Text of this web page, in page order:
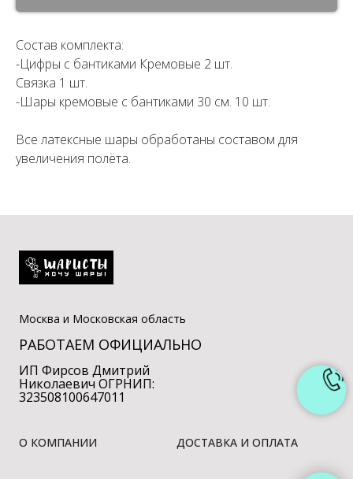
Состав комплекта:
-Цифры с бантиками Кремовые 2 шт.
Связка 1 шт.
-Шары кремовые с бантиками 30 см. 10 шт.
Все латексные шары обработаны составом для
увеличения полёта.
Москва и Московская область
РАБОТАЕМ ОФИЦИАЛЬНО
ИП Фирсов Дмитрий
Николаевич ОГРНИП:
323508100647011
О КОМПАНИИ ДОСТАВКА И ОПЛАТА